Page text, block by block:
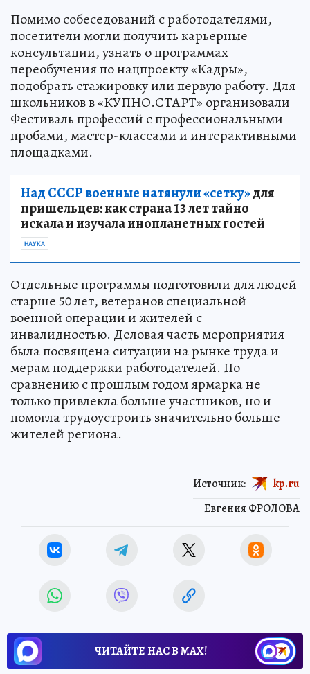
Помимо собеседований с работодателями,
посетители могли получить карьерные
консультации, узнать о программах
переобучения по нацпроекту «Кадры»,
подобрать стажировку или первую работу. Для
школьников в «КУПНО.СТАРТ» организовали
Фестиваль профессий с профессиональными
пробами, мастер-классами и интерактивными
площадками.
Над СССР военные натянули «сетку»для
пришельцев: как страна 13 лет тайно
искала и изучала инопланетных гостей
НАУКА
Отдельные программы подготовили для людей
старше 50 лет, ветеранов специальной
военной операции и жителей с
инвалидностью. Деловая часть мероприятия
была посвящена ситуации на рынке труда и
мерам поддержки работодателей. По
сравнению с прошлым годом ярмарка не
только привлекла больше участников, но и
помогла трудоустроить значительно больше
жителей региона.
Евгения ФРОЛОВА
Источник: kp.ru
ЧИТАЙТЕ НАС В МАХ!